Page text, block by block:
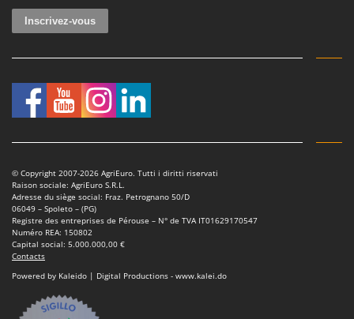
Telwin
Tenco
Tineco
Titania
Tornado
Trotec
Troy-Bilt
U
Udor
V
Verdemax
© Copyright 2007-2026 AgriEuro. Tutti i diritti riservati
Raison sociale: AgriEuro S.R.L.
Adresse du siège social: Fraz. Petrognano 50/D
06049 – Spoleto – (PG)
Registre des entreprises de Pérouse – N° de TVA IT01629170547
Numéro REA: 150802
Capital social: 5.000.000,00 €
Contacts
Powered by Kaleido | Digital Productions - www.kalei.do